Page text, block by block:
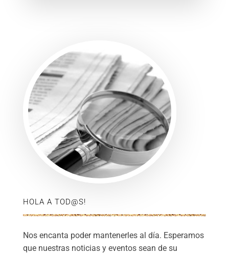
HOLA A TOD@S!
Nos encanta poder mantenerles al día. Esperamos
que nuestras noticias y eventos sean de su